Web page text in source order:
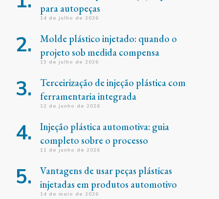
para autopeças
14 de julho de 2026
Molde plástico injetado: quando o
projeto sob medida compensa
13 de julho de 2026
Terceirização de injeção plástica com
ferramentaria integrada
12 de junho de 2026
Injeção plástica automotiva: guia
completo sobre o processo
11 de junho de 2026
Vantagens de usar peças plásticas
injetadas em produtos automotivo
14 de maio de 2026